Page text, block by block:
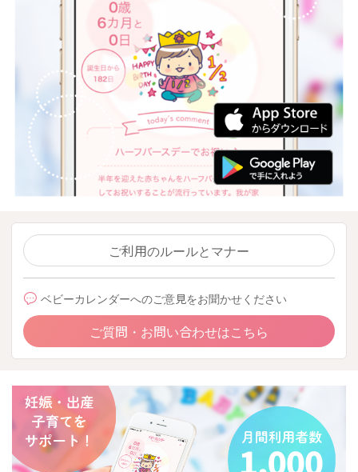
ご利用のルールとマナー
ベビーカレンダーへのご意見をお聞かせください
ご質問・お問い合わせはこちら